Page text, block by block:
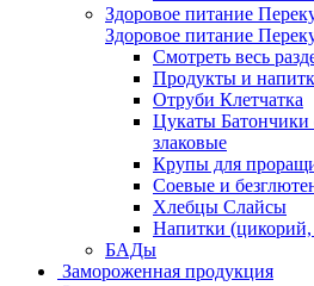
Здоровое питание
Здоровое питание
Смотреть весь
Продукты и
Отруби Клетчатка
Цукаты Батончики
злаковые
Крупы для
Соевые и
Хлебцы Слайсы
Напитки (цикорий,
БАДы
Замороженная продукция